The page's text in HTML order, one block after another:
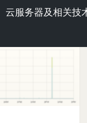
云服务器及相关技